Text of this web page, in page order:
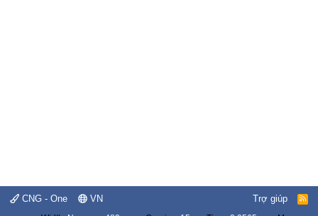
CNG - One VN Trợ giúp
R